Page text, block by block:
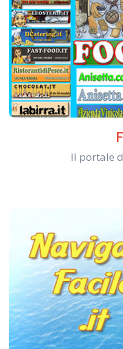
Il portale